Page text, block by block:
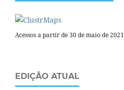
Acessos a partir de 30 de maio de 2021
EDIÇÃO ATUAL